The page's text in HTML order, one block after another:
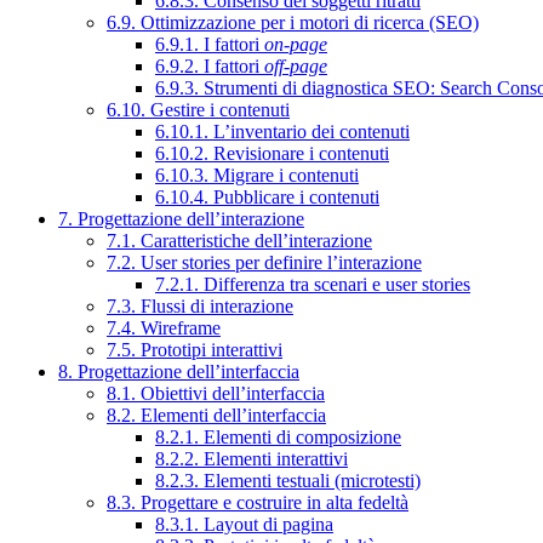
6.9. Ottimizzazione per i motori di ricerca (SEO)
6.9.1. I fattori on-page
6.9.2. I fattori off-page
6.9.3. Strumenti di diagnostica SEO: Search
6.10. Gestire i contenuti
6.10.1. L’inventario dei contenuti
6.10.2. Revisionare i contenuti
6.10.3. Migrare i contenuti
6.10.4. Pubblicare i contenuti
7. Progettazione dell’interazione
7.1. Caratteristiche dell’interazione
7.2. User stories per definire l’interazione
7.2.1. Differenza tra scenari e user stories
7.3. Flussi di interazione
7.4. Wireframe
7.5. Prototipi interattivi
8. Progettazione dell’interfaccia
8.1. Obiettivi dell’interfaccia
8.2. Elementi dell’interfaccia
8.2.1. Elementi di composizione
8.2.2. Elementi interattivi
8.2.3. Elementi testuali (microtesti)
8.3. Progettare e costruire in alta fedeltà
8.3.1. Layout di pagina